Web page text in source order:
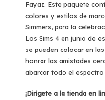
Fayaz. Este paquete
colores y estilos de
Simmers, para la
Los Sims 4 en junio de
se pueden colocar en
honrar las amistades
abarcar todo el espectro
¡Dirígete a la tienda en